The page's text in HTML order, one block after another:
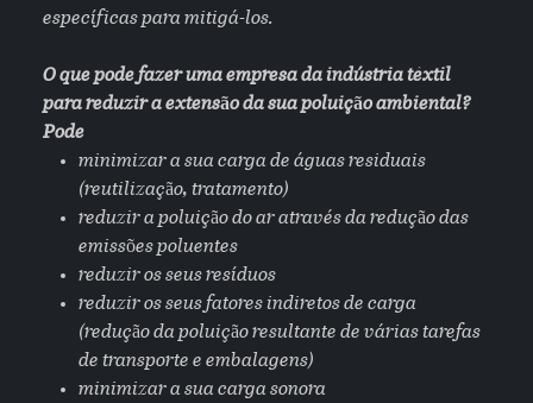
específicas para mitigá-los.
O que pode fazer uma empresa da indústria têxtil
para reduzir a extensão da sua poluição ambiental?
Pode
minimizar a sua carga de águas residuais
(reutilização, tratamento)
reduzir a poluição do ar através da redução das
emissões poluentes
reduzir os seus resíduos
reduzir os seus fatores indiretos de carga
(redução da poluição resultante de várias tarefas
de transporte e embalagens)
minimizar a sua carga sonora